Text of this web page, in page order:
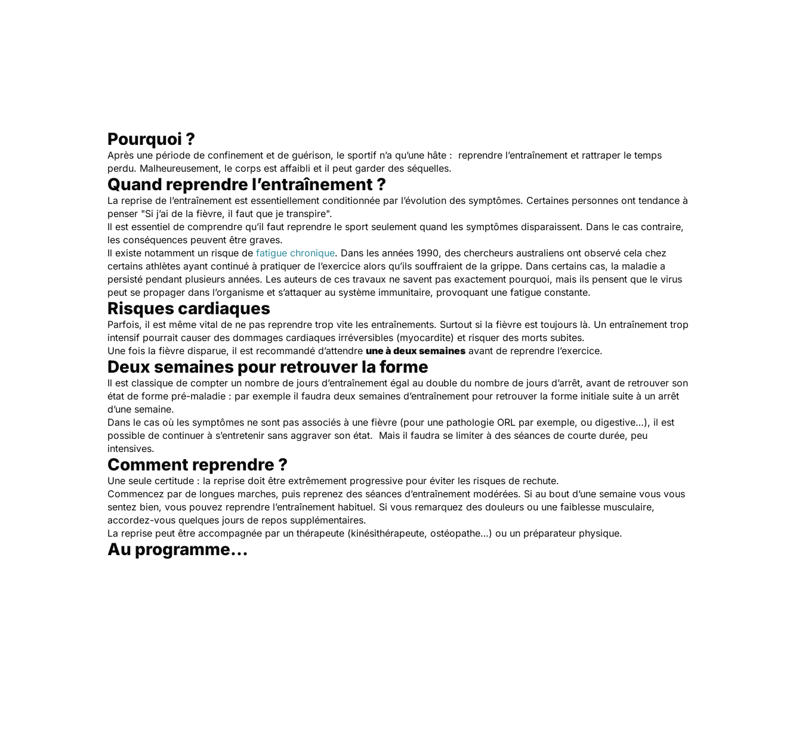
Pourquoi ?
Après une période de confinement et de guérison, le sportif n’a qu’une hâte : reprendre l’entraînement et rattraper le temps
perdu. Malheureusement, le corps est affaibli et il peut garder des séquelles.
Quand reprendre l’entraînement ?
La reprise de l’entraînement est essentiellement conditionnée par l’évolution des symptômes. Certaines personnes ont tendance à
penser "Si j’ai de la fièvre, il faut que je transpire".
Il est essentiel de comprendre qu’il faut reprendre le sport seulement quand les symptômes disparaissent. Dans le cas contraire,
les conséquences peuvent être graves.
Il existe notamment un risque de fatigue chronique. Dans les années 1990, des chercheurs australiens ont observé cela chez
certains athlètes ayant continué à pratiquer de l’exercice alors qu’ils souffraient de la grippe. Dans certains cas, la maladie a
persisté pendant plusieurs années. Les auteurs de ces travaux ne savent pas exactement pourquoi, mais ils pensent que le virus
peut se propager dans l’organisme et s’attaquer au système immunitaire, provoquant une fatigue constante.
Risques cardiaques
Parfois, il est même vital de ne pas reprendre trop vite les entraînements. Surtout si la fièvre est toujours là. Un entraînement trop
intensif pourrait causer des dommages cardiaques irréversibles (myocardite) et risquer des morts subites.
Une fois la fièvre disparue, il est recommandé d’attendre une à deux semaines avant de reprendre l’exercice.
Deux semaines pour retrouver la forme
Il est classique de compter un nombre de jours d’entraînement égal au double du nombre de jours d’arrêt, avant de retrouver son
état de forme pré-maladie : par exemple il faudra deux semaines d’entraînement pour retrouver la forme initiale suite à un arrêt
d’une semaine.
Dans le cas où les symptômes ne sont pas associés à une fièvre (pour une pathologie ORL par exemple, ou digestive…), il est
possible de continuer à s’entretenir sans aggraver son état. Mais il faudra se limiter à des séances de courte durée, peu
intensives.
Comment reprendre ?
Une seule certitude : la reprise doit être extrêmement progressive pour éviter les risques de rechute.
Commencez par de longues marches, puis reprenez des séances d’entraînement modérées. Si au bout d’une semaine vous vous
sentez bien, vous pouvez reprendre l’entraînement habituel. Si vous remarquez des douleurs ou une faiblesse musculaire,
accordez-vous quelques jours de repos supplémentaires.
La reprise peut être accompagnée par un thérapeute (kinésithérapeute, ostéopathe…) ou un préparateur physique.
Au programme...